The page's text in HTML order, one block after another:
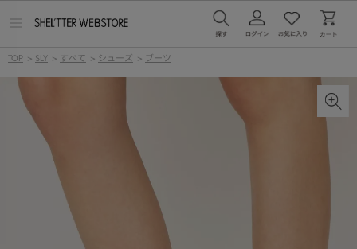
ー
を
開
TOP > SLY > すべて > シューズ > ブーツ